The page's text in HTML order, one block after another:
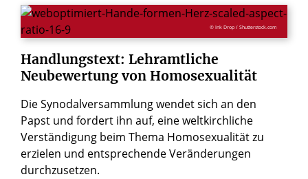
© Ink Drop / Shutterstock.com
Handlungstext: Lehramtliche
Neubewertungvon Homosexualität
Die Synodalversammlung wendet sich an den
Papst und fordert ihn auf, eine weltkirchliche
Verständigung beim Thema Homosexualität zu
erzielen und entsprechende Veränderungen
durchzusetzen.